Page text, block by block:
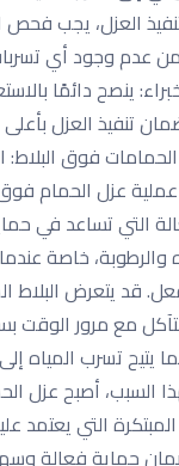
تنفيذ العزل، يجب
من عدم وجود أي
ينصح دائمًا
تنفيذ العزل
فوق البلاط:
عملية عزل الحمام
التي تساعد في
والرطوبة، خاصة
قد يتعرض
مع مرور الوقت
يتيح تسرب المياه
السبب، أصبح عزل
التي يعتمد
حماية فعالة